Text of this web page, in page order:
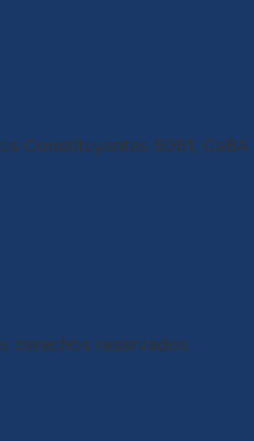
Constituyentes 6061, CaBA
derechos reservados.